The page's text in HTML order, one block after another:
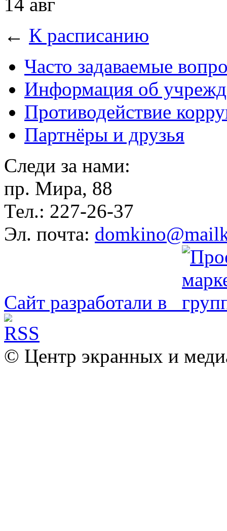
← К расписанию
Часто задаваемые
Информация об
Противодействие
Партнёры и друзья
Следи за нами:
пр. Мира, 88
Тел.: 227-26-37
Эл. почта:
Сайт разработали в
© Центр экранных и